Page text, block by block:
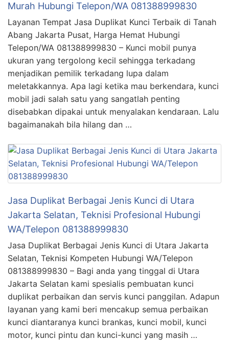
Murah Hubungi Telepon/WA 081388999830
Layanan Tempat Jasa Duplikat Kunci Terbaik di Tanah
Abang Jakarta Pusat, Harga Hemat Hubungi
Telepon/WA 081388999830 – Kunci mobil punya
ukuran yang tergolong kecil sehingga terkadang
menjadikan pemilik terkadang lupa dalam
meletakkannya. Apa lagi ketika mau berkendara, kunci
mobil jadi salah satu yang sangatlah penting
disebabkan dipakai untuk menyalakan kendaraan. Lalu
bagaimanakah bila hilang dan …
Jasa Duplikat Berbagai Jenis Kunci di Utara
Jakarta Selatan, Teknisi Profesional Hubungi
WA/Telepon 081388999830
Jasa Duplikat Berbagai Jenis Kunci di Utara Jakarta
Selatan, Teknisi Kompeten Hubungi WA/Telepon
081388999830 – Bagi anda yang tinggal di Utara
Jakarta Selatan kami spesialis pembuatan kunci
duplikat perbaikan dan servis kunci panggilan. Adapun
layanan yang kami beri mencakup semua perbaikan
kunci diantaranya kunci brankas, kunci mobil, kunci
motor, kunci pintu dan kunci-kunci yang masih …